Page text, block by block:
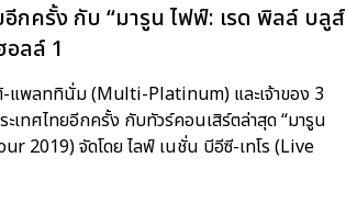
กครั้ง กับ “มารูน ไฟฟ์: เรด พิลล์ บลูส์
ลล์ 1
แพลททินั่ม (Multi-Platinum) และเจ้าของ 3
ทศไทยอีกครั้ง กับทัวร์คอนเสิร์ตล่าสุด “มารูน
2019) จัดโดย ไลฟ์ เนชั่น บีอีซี-เทโร (Live